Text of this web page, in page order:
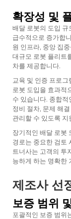
확장성 및
배달 로봇의 도입
급수적으로 증가합
원 인프라, 중앙 집
대규모 로봇 플리트
차를 제공합니다.
교육 및 인증 프로
로봇 도입을 효과적
수 있습니다. 종합
정비 절차, 문제 해
관리할 수 있도록 지
장기적인 배달 로봇
경로는 중요한 검토
트너사는 고객의 투
능하게 하는 명확한
제조사 선
보증 범위
포괄적인 보증 범위